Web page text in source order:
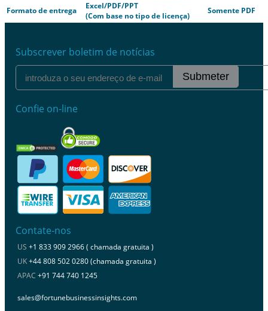
Formato de entrega
Excel/PDF/PPT
(Com base no tipo de licença)
Somente PDF
Subscrever boletim de notícias
Submeter
Confie on-line
Contate-nos
US +1 833 909 2966 ( chamada gratuita )
UK+44 808 502 0280 (chamada gratuita )
APAC +91 744 740 1245
sales@fortunebusinessinsights.com